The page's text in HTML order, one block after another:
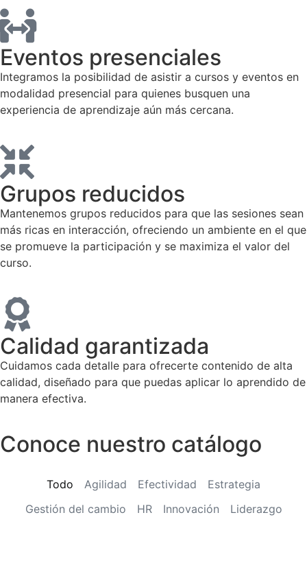
Eventos presenciales
Integramos la posibilidad de asistir a cursos y eventos en
modalidad presencial para quienes busquen una
experiencia de aprendizaje aún más cercana.
Grupos reducidos
Mantenemos grupos reducidos para que las sesiones sean
más ricas en interacción, ofreciendo un ambiente en el que
se promueve la participación y se maximiza el valor del
curso.
Calidad garantizada
Cuidamos cada detalle para ofrecerte contenido de alta
calidad, diseñado para que puedas aplicar lo aprendido de
manera efectiva.
Conoce nuestro catálogo
Agilidad Efectividad
Estrategia
Gestión del cambio
HR Innovación Liderazgo
Todo